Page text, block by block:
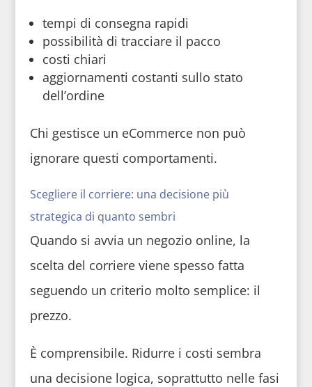
tempi di consegna rapidi
possibilità di tracciare il pacco
costi chiari
aggiornamenti costanti sullo stato
dell’ordine
Chi gestisce un eCommerce non può
ignorare questi comportamenti.
Scegliere il corriere: una decisione più
strategica di quanto sembri
Quando si avvia un negozio online, la
scelta del corriere viene spesso fatta
seguendo un criterio molto semplice: il
prezzo.
È comprensibile. Ridurre i costi sembra
una decisione logica, soprattutto nelle fasi